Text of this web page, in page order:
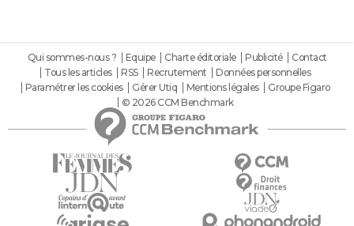
Qui sommes-nous ? Equipe Charte éditoriale Publicité
Contact
Tous les articles
RSS Recrutement
Données personnelles
Paramétrer les cookies
Gérer Utiq Mentions légales
Groupe Figaro
© 2026 CCM Benchmark